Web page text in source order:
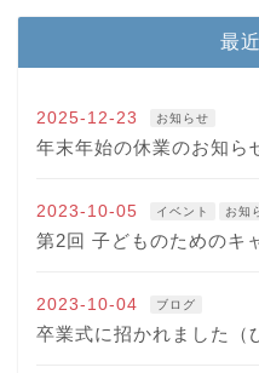
最
2025-12-23 お知らせ
年末年始の休業のお知ら
2023-10-05 イベント お知
第2回 子どものためのキ
2023-10-04 ブログ
卒業式に招かれました（